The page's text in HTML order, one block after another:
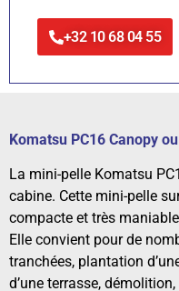
+32 10 68 04 55
Komatsu PC16 Canopy
La mini-pelle Komatsu
cabine. Cette mini-pelle
compacte et très
Elle convient pour de
tranchées, plantation
d’une terrasse,